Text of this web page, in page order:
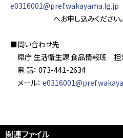
e0316001@pref.wakayama.lg.jp
へお申し込みください。
■問い合わせ先
県庁 生活衛生課 食品情報班 担当：
電 話： 073-441-2634
メール：
関連ファイル